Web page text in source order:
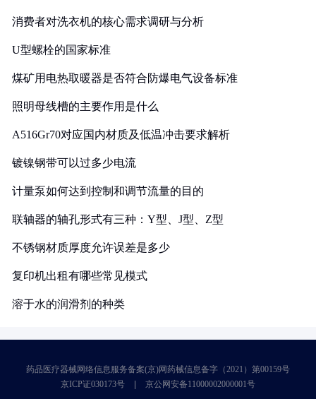
消费者对洗衣机的核心需求调研与分析
U型螺栓的国家标准
煤矿用电热取暖器是否符合防爆电气设备标准
照明母线槽的主要作用是什么
A516Gr70对应国内材质及低温冲击要求解析
镀镍钢带可以过多少电流
计量泵如何达到控制和调节流量的目的
联轴器的轴孔形式有三种：Y型、J型、Z型
不锈钢材质厚度允许误差是多少
复印机出租有哪些常见模式
溶于水的润滑剂的种类
药品医疗器械网络信息服务备案(京)网药械信息备字（2021）第00159号
京ICP证030173号
京公网安备11000002000001号